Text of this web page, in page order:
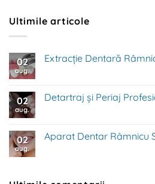
Ultimile articole
02
aug.
Extracție Dentară
Extracție
Dentară
Durere
02
aug.
Detartraj și Periaj
Detartraj
și
02
aug.
Aparat Dentar Râmnicu